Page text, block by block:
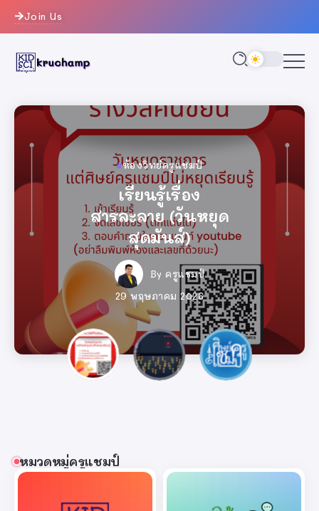
Join Us
วงการครู
เกมสุ่มเลขที่
นักเรียน
ครูแชมป์
26 มิถุนายน 2026
ครูแชมป์
ทำเนียบศิษย์ครู
แชมป์ ปีการศึกษา
2569
By ครูแชมป์
14 มิถุนายน 2026
ห้องวิทย์ครูแชมป์
เรียนรู้เรื่อง
สารละลาย (วันหยุด
สุดมันส์)
By ครูแชมป์
29 พฤษภาคม 2026
วงการครู
เกมสุ่มเลขที่
นักเรียน
ครูแชมป์
26 มิถุนายน 2026
ครูแชมป์
ทำเนียบศิษย์ครู
แชมป์ ปีการศึกษา
2569
By ครูแชมป์
14 มิถุนายน 2026
ห้องวิทย์ครูแชมป์
เรียนรู้เรื่อง
สารละลาย (วันหยุด
สุดมันส์)
By ครูแชมป์
29 พฤษภาคม 2026
วงการครู
เกมสุ่มเลขที่
นักเรียน
ครูแชมป์
26 มิถุนายน 2026
ครูแชมป์
ทำเนียบศิษย์ครู
แชมป์ ปีการศึกษา
2569
By
ครูแชมป์
14 มิถุนายน 2026
ห้องวิทย์ครูแชมป์
เรียนรู้เรื่อง
สารละลาย (วันหยุด
สุดมันส์)
By
ครูแชมป์
29 พฤษภาคม 2026
หมวดหมู่ครูแชมป์